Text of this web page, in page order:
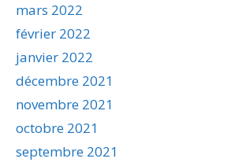
mars 2022
février 2022
janvier 2022
décembre 2021
novembre 2021
octobre 2021
septembre 2021